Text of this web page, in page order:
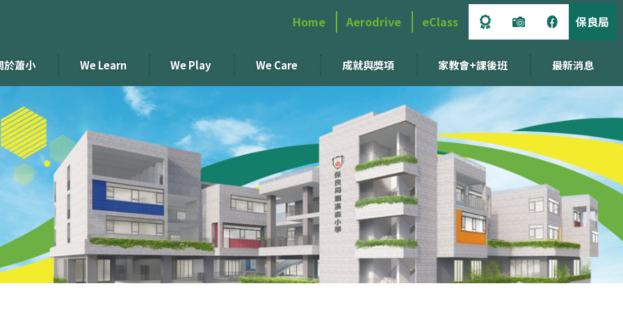
Home Aerodrive eClass 保良局
於蕭小 We Learn We Play We Care 成就與獎項 家教會+課後班 最新消息